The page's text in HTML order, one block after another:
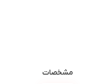
مشخصات